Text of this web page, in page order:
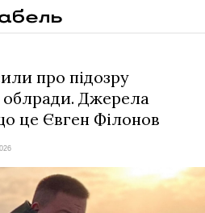
про підозру
облради. Джерела
це Євген Філонов